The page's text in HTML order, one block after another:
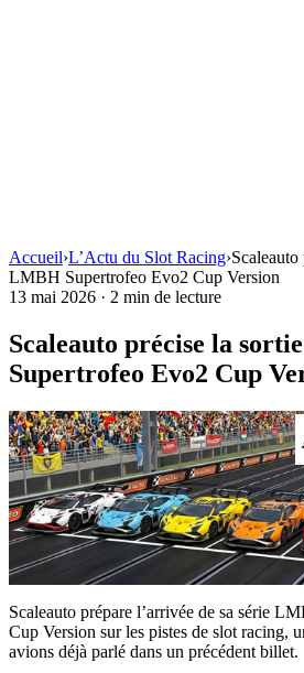
Accueil›L’Actu du Slot Racing›Scaleauto
LMBH Supertrofeo Evo2 Cup Version
13 mai 2026 · 2 min de lecture
Scaleauto précise la
Supertrofeo Evo2 Cup
Scaleauto prépare l’arrivée de sa série
Cup Version sur les pistes de slot racing,
avions déjà parlé dans un précédent billet.